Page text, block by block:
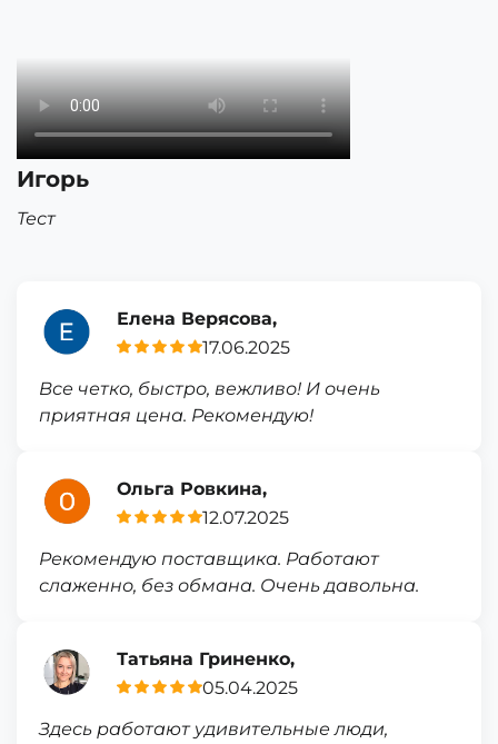
Игорь
Тест
Елена Верясова,
17.06.2025
Все четко, быстро, вежливо! И очень
приятная цена. Рекомендую!
Ольга Ровкина,
12.07.2025
Рекомендую поставщика. Работают
слаженно, без обмана. Очень давольна.
Татьяна Гриненко,
05.04.2025
Здесь работают удивительные люди,